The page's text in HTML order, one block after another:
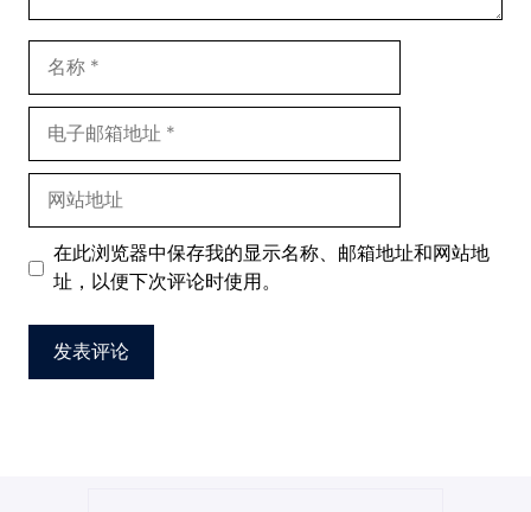
邮
地
址
址
在此浏览器中保存我的显示名称、邮箱地址和网站地
址，以便下次评论时使用。